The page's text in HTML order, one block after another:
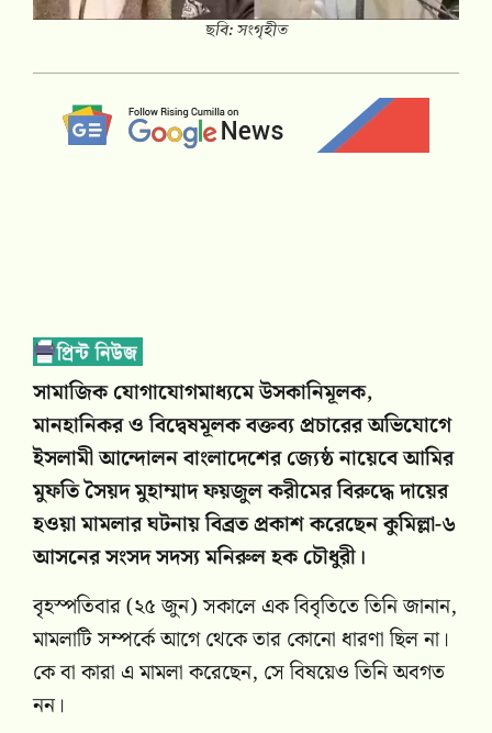
ছবি: সংগৃহীত
সামাজিক যোগাযোগমাধ্যমে উসকানিমূলক,
মানহানিকর ও বিদ্বেষমূলক বক্তব্য প্রচারের অভিযোগে
ইসলামী আন্দোলন বাংলাদেশের জ্যেষ্ঠ নায়েবে আমির
মুফতি সৈয়দ মুহাম্মাদ ফয়জুল করীমের বিরুদ্ধে দায়ের
হওয়া মামলার ঘটনায় বিব্রত প্রকাশ করেছেন কুমিল্লা-৬
আসনের সংসদ সদস্য মনিরুল হক চৌধুরী।
বৃহস্পতিবার (২৫ জুন) সকালে এক বিবৃতিতে তিনি জানান,
মামলাটি সম্পর্কে আগে থেকে তার কোনো ধারণা ছিল না।
কে বা কারা এ মামলা করেছেন, সে বিষয়েও তিনি অবগত
নন।